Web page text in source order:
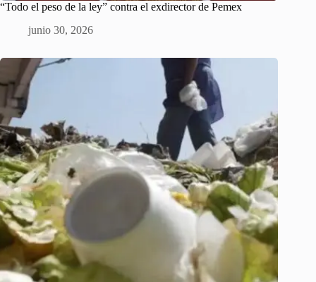
“Todo el peso de la ley” contra el exdirector de Pemex
junio 30, 2026